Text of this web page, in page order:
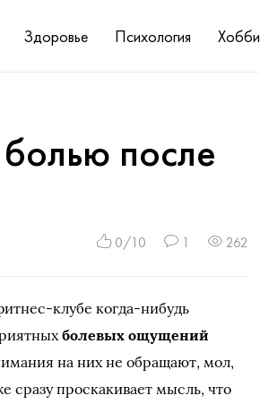
Здоровье Психология Хобби
после
0/10 1 262
клубе когда-нибудь
болевых ощущений
на них не обращают, мол,
сразу проскакивает мысль, что